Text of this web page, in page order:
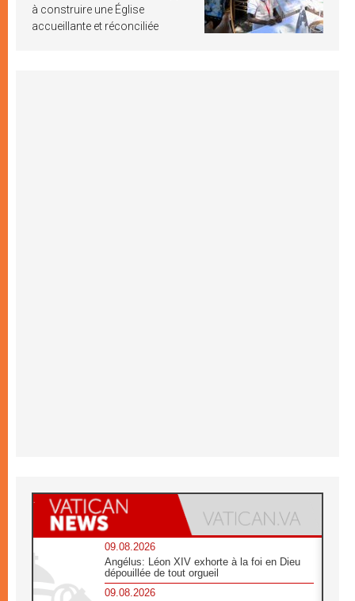
à construire une Église
accueillante et réconciliée
09.08.2026
Angélus: Léon XIV exhorte à la foi en Dieu
dépouillée de tout orgueil
09.08.2026